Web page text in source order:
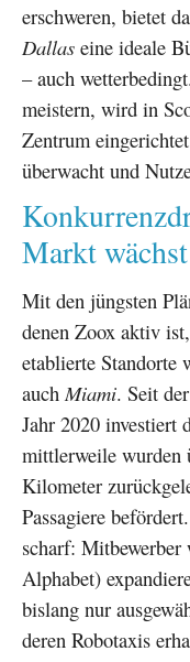
erschweren, bietet
Dallas eine ideale
– auch
meistern, wird in
Zentrum
überwacht und
Markt
Mit den jüngsten
denen Zoox aktiv
etablierte Standorte
auch Miami. Seit
Jahr 2020 investiert
mittlerweile wurden
Kilometer
Passagiere
scharf: Mitbewerber
Alphabet)
bislang nur
deren Robotaxis